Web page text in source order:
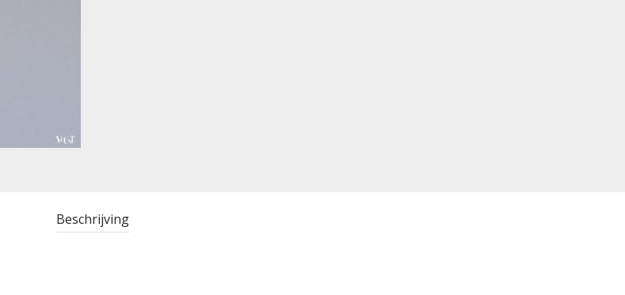
Beschrijving